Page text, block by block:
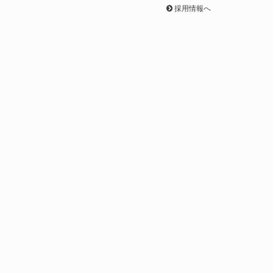
採用情報へ